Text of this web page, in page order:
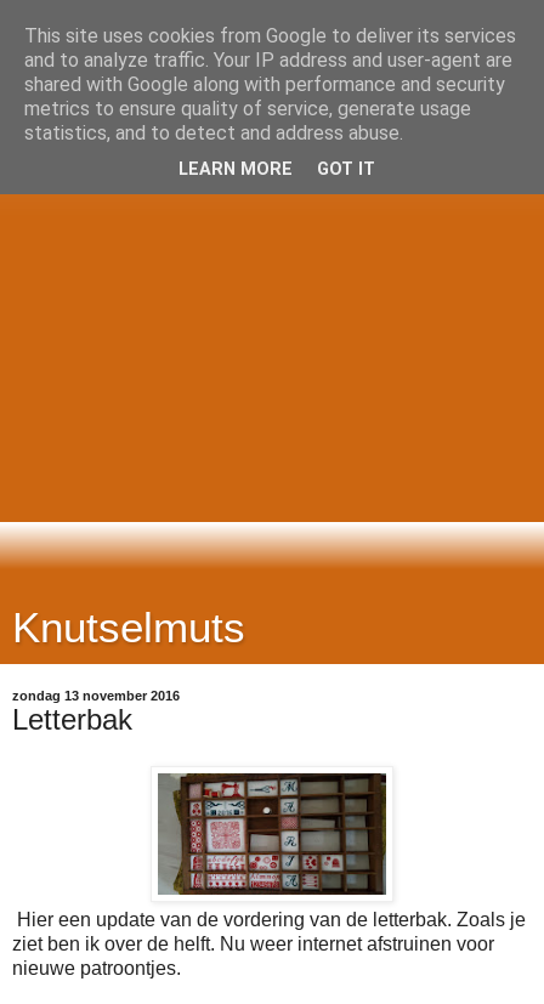
Knutselmuts
zondag 13 november 2016
Letterbak
Hier een update van de vordering van de letterbak. Zoals je
ziet ben ik over de helft. Nu weer internet afstruinen voor
nieuwe patroontjes.
This site uses cookies from Google to deliver its services
and to analyze traffic. Your IP address and user-agent are
shared with Google along with performance and security
metrics to ensure quality of service, generate usage
statistics, and to detect and address abuse.
LEARN MORE GOT IT